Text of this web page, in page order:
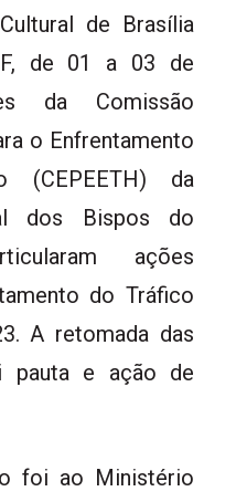
de Brasília
de 01 a 03 de
da Comissão
o Enfrentamento
(CEPEETH) da
dos Bispos do
ações
do Tráfico
A retomada das
pauta e ação de
foi ao Ministério